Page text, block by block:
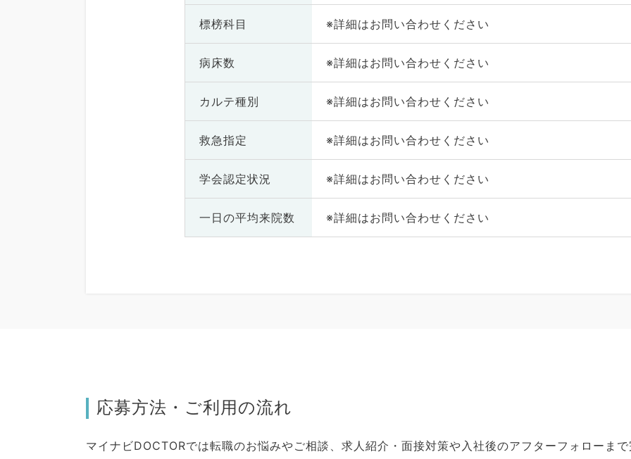
標榜科目 ※詳細はお問い合わせください
病床数 ※詳細はお問い合わせください
カルテ種別 ※詳細はお問い合わせください
救急指定 ※詳細はお問い合わせください
学会認定状況 ※詳細はお問い合わせください
一日の平均来院数 ※詳細はお問い合わせください
応募方法・ご利用の流れ
マイナビDOCTORでは転職のお悩みやご相談、求人紹介・面接対策や入社後のアフターフォローま